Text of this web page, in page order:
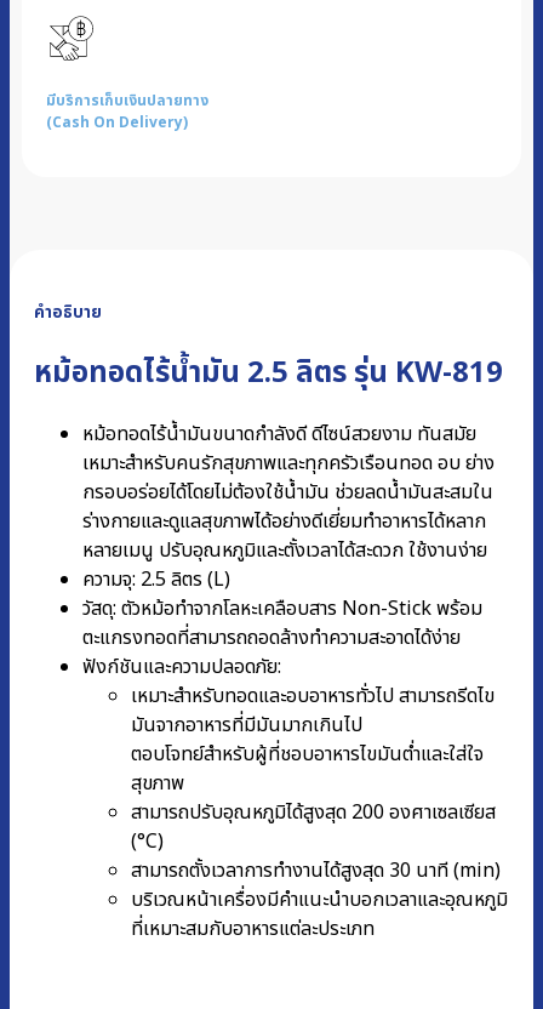
มีบริการเก็บเงินปลายทาง
(Cash On Delivery)
คำอธิบาย
หม้อทอดไร้น้ำมัน 2.5 ลิตร รุ่น KW-819
หม้อทอดไร้น้ำมันขนาดกำลังดี ดีไซน์สวยงาม ทันสมัย
เหมาะสำหรับคนรักสุขภาพและทุกครัวเรือนทอด อบ ย่าง
กรอบอร่อยได้โดยไม่ต้องใช้น้ำมัน ช่วยลดน้ำมันสะสมใน
ร่างกายและดูแลสุขภาพได้อย่างดีเยี่ยมทำอาหารได้หลาก
หลายเมนู ปรับอุณหภูมิและตั้งเวลาได้สะดวก ใช้งานง่าย
ความจุ: 2.5 ลิตร (L)
วัสดุ: ตัวหม้อทำจากโลหะเคลือบสาร Non-Stick พร้อม
ตะแกรงทอดที่สามารถถอดล้างทำความสะอาดได้ง่าย
ฟังก์ชันและความปลอดภัย:
เหมาะสำหรับทอดและอบอาหารทั่วไป สามารถรีดไข
มันจากอาหารที่มีมันมากเกินไป
ตอบโจทย์สำหรับผู้ที่ชอบอาหารไขมันต่ำและใส่ใจ
สุขภาพ
สามารถปรับอุณหภูมิได้สูงสุด 200 องศาเซลเซียส
(°C)
สามารถตั้งเวลาการทำงานได้สูงสุด 30 นาที (min)
บริเวณหน้าเครื่องมีคำแนะนำบอกเวลาและอุณหภูมิ
ที่เหมาะสมกับอาหารแต่ละประเภท